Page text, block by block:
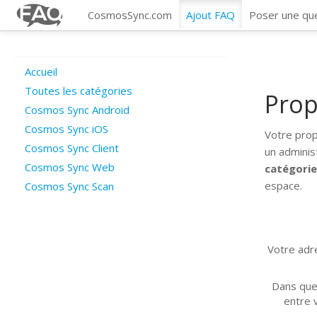
CosmosSync.com Ajout FAQ Poser une
Accueil
Toutes les catégories
Cosmos Sync Android
Cosmos Sync iOS
Cosmos Sync Client
Cosmos Sync Web
Cosmos Sync Scan
Votre
un
catégorie
espace.
Votre
Dans
entre